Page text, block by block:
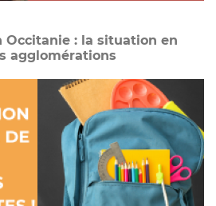
Occitanie : la situation en
agglomérations